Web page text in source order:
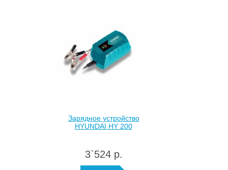
Зарядное устройство
HYUNDAI HY 200
3`524 р.